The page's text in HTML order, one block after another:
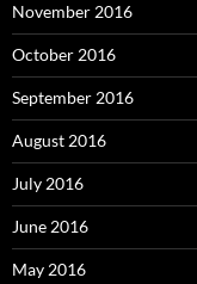
November 2016
October 2016
September 2016
August 2016
July 2016
June 2016
May 2016